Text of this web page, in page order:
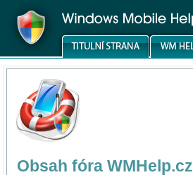
Obsah fóra WMHelp.cz